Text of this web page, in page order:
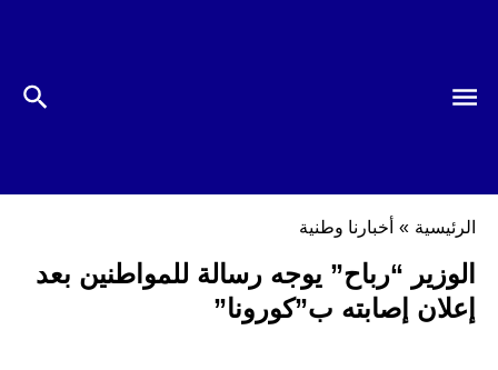
الرئيسية » أخبارنا وطنية
الوزير “رباح” يوجه رسالة للمواطنين بعد
إعلان إصابته ب”كورونا”